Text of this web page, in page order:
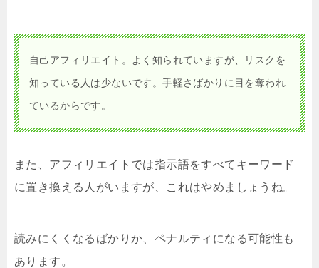
自己アフィリエイト。よく知られていますが、リスクを
知っている人は少ないです。手軽さばかりに目を奪われ
ているからです。
また、アフィリエイトでは指示語をすべてキーワード
に置き換える人がいますが、これはやめましょうね。
読みにくくなるばかりか、ペナルティになる可能性も
あります。